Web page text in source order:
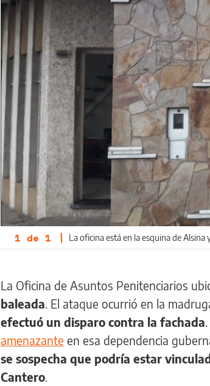
1 de 1 | La oficina está en la esquina de
La Oficina de Asuntos Penitenciarios
baleada . El ataque ocurrió en la
efectuó un disparo contra la fachada
amenazante en esa dependencia
se sospecha que podría estar
Cantero